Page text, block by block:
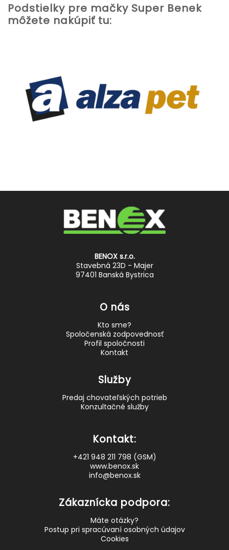
Podstielky pre mačky Super Benek
môžete nakúpiť tu:
BENOX s.r.o.
Stavebná 23D - Majer
97401 Banská Bystrica
O nás
Kto sme?
Spoločenská zodpovednosť
Profil spoločnosti
Kontakt
Služby
Predaj chovateľských potrieb
Konzultačné služby
Kontakt:
+421 948 211 798 (GSM)
www.benox.sk
info@benox.sk
Zákaznícka podpora:
Máte otázky?
Postup pri spracúvaní osobných údajov
Cookies